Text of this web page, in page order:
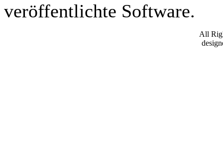
veröffentlichte Software.
All